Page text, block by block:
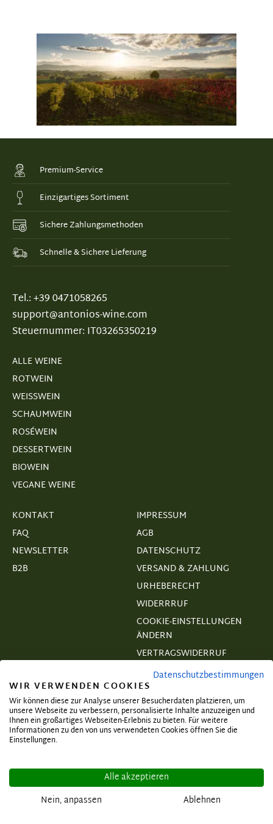
Premium-Service
Einzigartiges Sortiment
Sichere Zahlungsmethoden
Schnelle & Sichere Lieferung
Tel.: +39 0471058265
support@antonios-wine.com
Steuernummer: IT03265350219
ALLE WEINE
ROTWEIN
WEISSWEIN
SCHAUMWEIN
ROSÉWEIN
DESSERTWEIN
BIOWEIN
VEGANE WEINE
KONTAKT
FAQ
NEWSLETTER
B2B
IMPRESSUM
AGB
DATENSCHUTZ
VERSAND & ZAHLUNG
URHEBERECHT
WIDERRRUF
COOKIE-EINSTELLUNGEN
ÄNDERN
VERTRAGSWIDERRUF
Abonnieren und exklusive Angebote
sichern!
Datenschutzbestimmungen
WIR VERWENDEN COOKIES
Wir können diese zur Analyse unserer Besucherdaten platzieren, um
unsere Webseite zu verbessern, personalisierte Inhalte anzuzeigen und
Ihnen ein großartiges Webseiten-Erlebnis zu bieten. Für weitere
Informationen zu den von uns verwendeten Cookies öffnen Sie die
Einstellungen.
Alle akzeptieren
Nein, anpassen
Ablehnen